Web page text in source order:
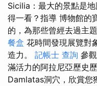
Sicilia：最大的景點是
得一看？指導 博物館的
的，為那些曾經去過主
餐盒 花時間發現展覽對
造力。 記帳士 查詢 參
滿活力的阿拉尼亞歷史
Damlatas洞穴，欣賞您